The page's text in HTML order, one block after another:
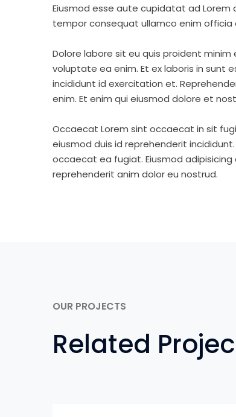
Eiusmod esse aute cupidatat ad
tempor consequat ullamco enim officia
Dolore labore sit eu quis proident
voluptate ea enim. Et ex laboris in sunt
incididunt id exercitation et.
enim. Et enim qui eiusmod dolore et
Occaecat Lorem sint occaecat in sit
eiusmod duis id reprehenderit
occaecat ea fugiat. Eiusmod
reprehenderit anim dolor eu nostrud.
OUR PROJECTS
Related